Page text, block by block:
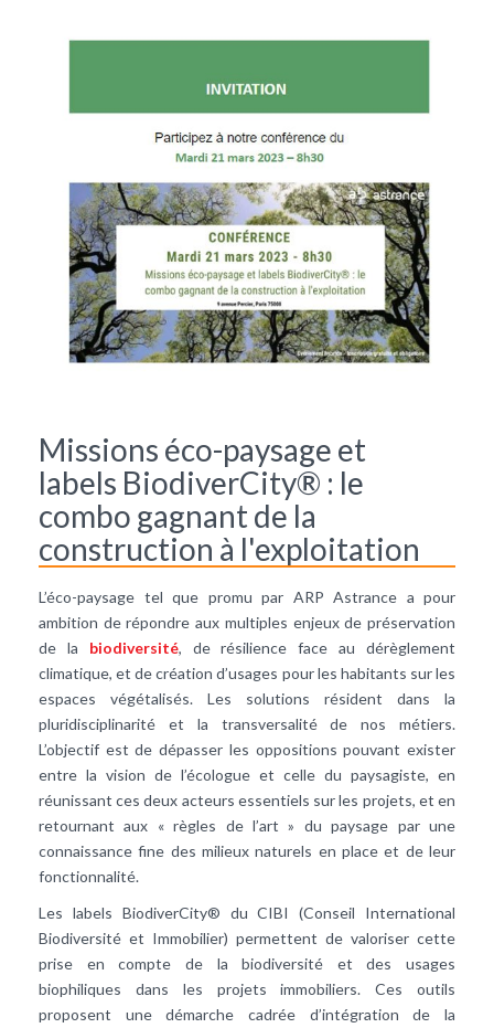
Missions éco-paysage et
labels BiodiverCity® : le
combo gagnant de la
construction à l'exploitation
L’éco-paysage tel que promu par ARP Astrance a pour
ambition de répondre aux multiples enjeux de préservation
de la biodiversité, de résilience face au dérèglement
climatique, et de création d’usages pour les habitants sur les
espaces végétalisés. Les solutions résident dans la
pluridisciplinarité et la transversalité de nos métiers.
L’objectif est de dépasser les oppositions pouvant exister
entre la vision de l’écologue et celle du paysagiste, en
réunissant ces deux acteurs essentiels sur les projets, et en
retournant aux « règles de l’art » du paysage par une
connaissance fine des milieux naturels en place et de leur
fonctionnalité.
Les labels BiodiverCity® du CIBI (Conseil International
Biodiversité et Immobilier) permettent de valoriser cette
prise en compte de la biodiversité et des usages
biophiliques dans les projets immobiliers. Ces outils
proposent une démarche cadrée d’intégration de la